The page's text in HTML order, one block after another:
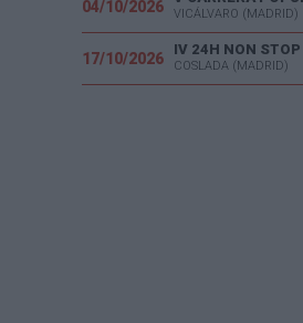
04/10/2026 VICÁLVARO (MADRID)
17/10/2026
IV 24H NON
COSLADA (MADRID)